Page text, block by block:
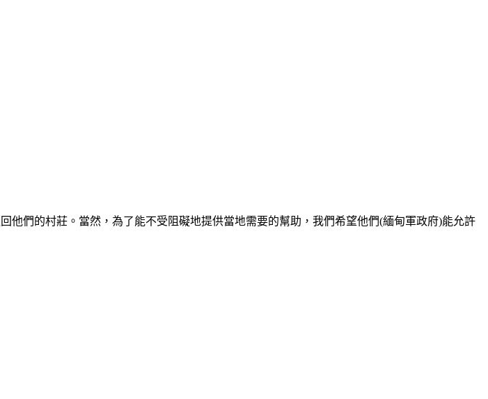
他們的村莊。當然，為了能不受阻礙地提供當地需要的幫助，我們希望他們(緬甸軍政府)能允許